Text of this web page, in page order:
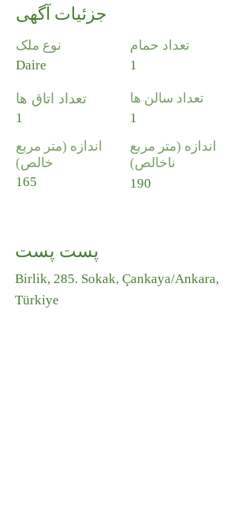
جزئیات آگهی
نوع ملک
Daire
تعداد اتاق ها
1
اندازه (متر مربع
خالص)
165
تعداد حمام
1
تعداد سالن ها
1
اندازه (متر مربع
ناخالص)
190
پست پست
Birlik, 285. Sokak, Çankaya/Ankara,
Türkiye